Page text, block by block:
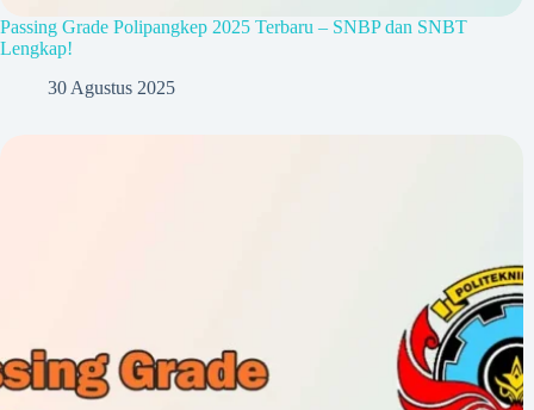
Passing Grade Polipangkep 2025 Terbaru – SNBP dan SNBT
Lengkap!
30 Agustus 2025